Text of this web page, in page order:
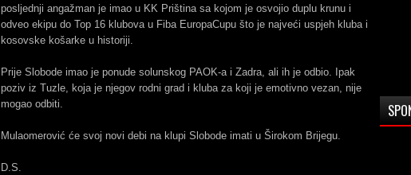
posljednji angažman je imao u KK Priština sa kojom je osvojio duplu krunu i
odveo ekipu do Top 16 klubova u Fiba EuropaCupu što je najveći uspjeh kluba i
kosovske košarke u historiji.
Prije Slobode imao je ponude solunskog PAOK-a i Zadra, ali ih je odbio. Ipak
poziv iz Tuzle, koja je njegov rodni grad i kluba za koji je emotivno vezan, nije
mogao odbiti.
Mulaomerović će svoj novi debi na klupi Slobode imati u Širokom Brijegu.
D.S.